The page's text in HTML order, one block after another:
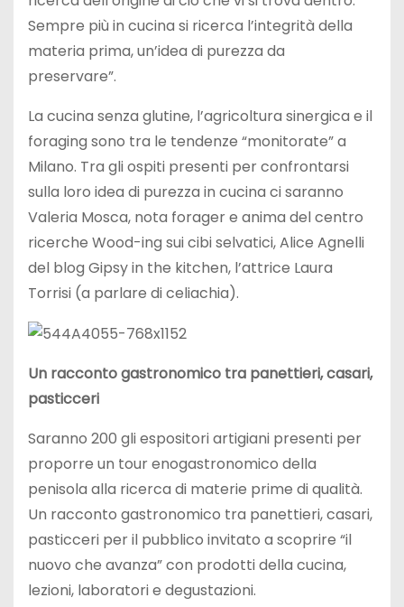
Sempre più in cucina si ricerca l’integrità della
materia prima, un’idea di purezza da
preservare”.
La cucina senza glutine, l’agricoltura sinergica e il
foraging sono tra le tendenze “monitorate” a
Milano. Tra gli ospiti presenti per confrontarsi
sulla loro idea di purezza in cucina ci saranno
Valeria Mosca, nota forager e anima del centro
ricerche Wood-ing sui cibi selvatici, Alice Agnelli
del blog Gipsy in the kitchen, l’attrice Laura
Torrisi (a parlare di celiachia).
Un racconto gastronomico tra panettieri, casari,
pasticceri
Saranno 200 gli espositori artigiani presenti per
proporre un tour enogastronomico della
penisola alla ricerca di materie prime di qualità.
Un racconto gastronomico tra panettieri, casari,
pasticceri per il pubblico invitato a scoprire “il
nuovo che avanza” con prodotti della cucina,
lezioni, laboratori e degustazioni.